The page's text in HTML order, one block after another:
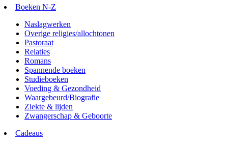
Boeken N-Z
Naslagwerken
Overige religies/allochtonen
Pastoraat
Relaties
Romans
Spannende boeken
Studieboeken
Voeding & Gezondheid
Waargebeurd/Biografie
Ziekte & lijden
Zwangerschap & Geboorte
Cadeaus